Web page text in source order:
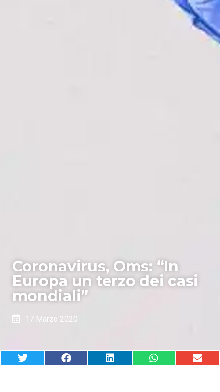
Coronavirus, Oms: “In
Europa un terzo dei casi
mondiali”
17 Marzo 2020